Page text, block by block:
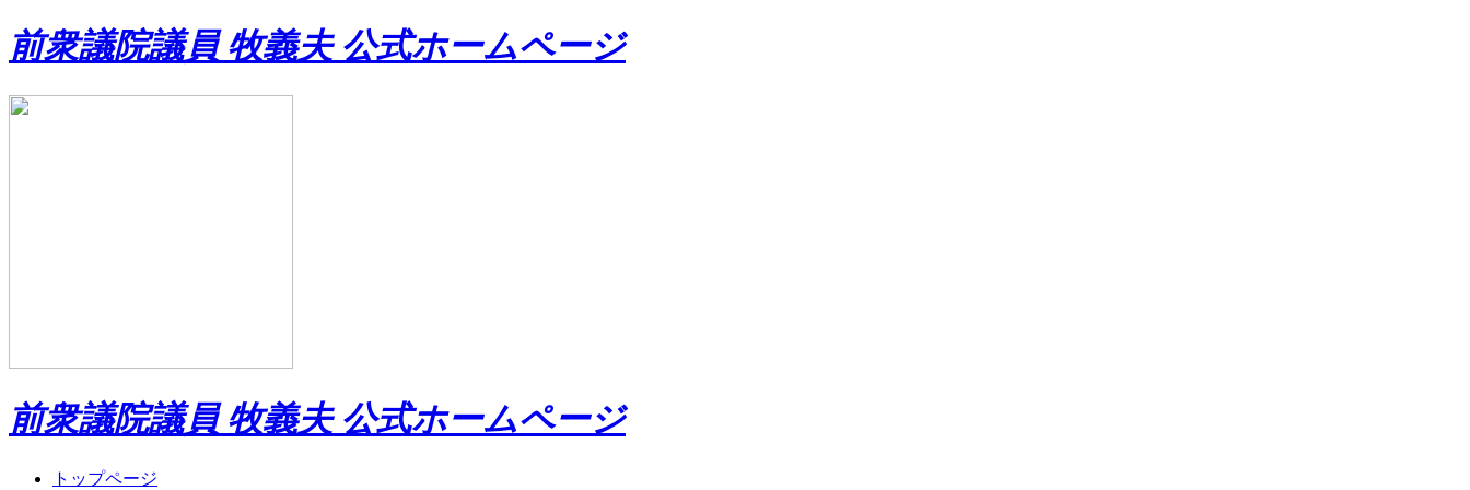
前衆議院議員 牧義夫 公式ホームページ
前衆議院議員 牧義夫 公式ホームページ
トップページ